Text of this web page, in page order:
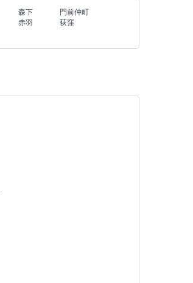
森下
門前仲町
赤羽
荻窪